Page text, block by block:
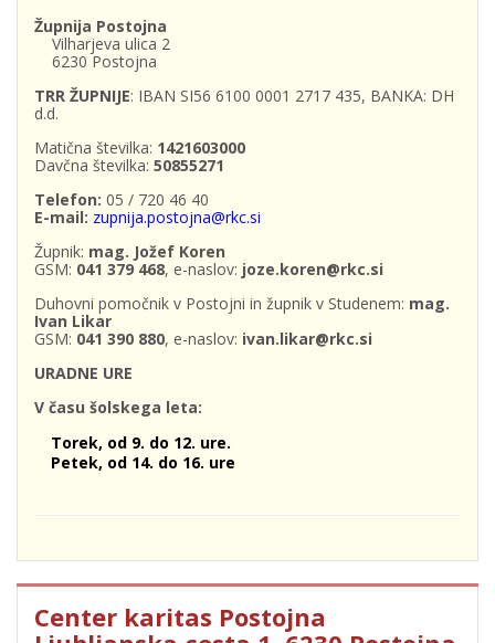
Župnija Postojna
Vilharjeva ulica 2
6230 Postojna
TRR ŽUPNIJE: IBAN SI56 6100 0001 2717 435, BANKA: DH
d.d.
Matična številka: 1421603000
Davčna številka: 50855271
Telefon: 05 / 720 46 40
E-mail: zupnija.postojna@rkc.si
Župnik: mag. Jožef Koren
GSM: 041 379 468, e-naslov: joze.koren@rkc.si
Duhovni pomočnik v Postojni in župnik v Studenem: mag.
Ivan Likar
GSM: 041 390 880, e-naslov: ivan.likar@rkc.si
URADNE URE
V času šolskega leta:
Torek, od 9. do 12. ure.
Petek, od 14. do 16. ure
Center karitas Postojna